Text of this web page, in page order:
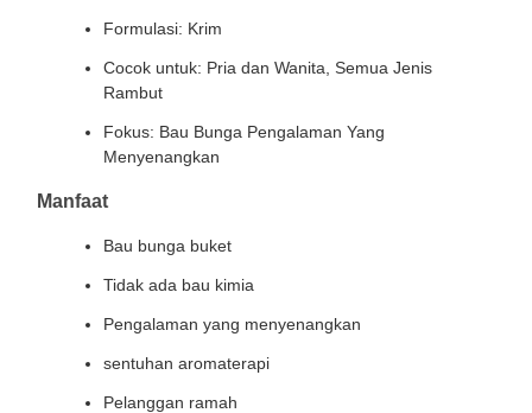
Formulasi: Krim
Cocok untuk: Pria dan Wanita, Semua Jenis
Rambut
Fokus: Bau Bunga Pengalaman Yang
Menyenangkan
Manfaat
Bau bunga buket
Tidak ada bau kimia
Pengalaman yang menyenangkan
sentuhan aromaterapi
Pelanggan ramah